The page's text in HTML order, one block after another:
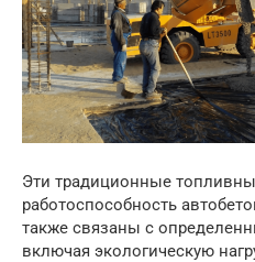
Эти традиционные
работоспособность
также связаны с
включая экологическую